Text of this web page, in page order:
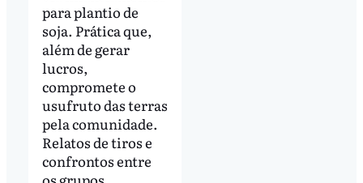
para plantio de
soja. Prática que,
além de gerar
lucros,
compromete o
usufruto das terras
pela comunidade.
Relatos de tiros e
confrontos entre